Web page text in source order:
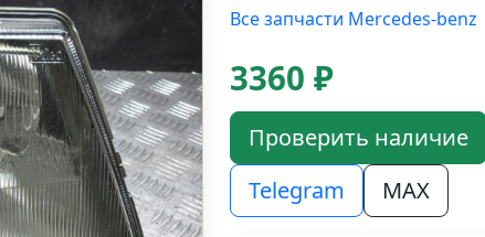
Все запчасти Mercedes-benz
3360 ₽
Проверить наличие
Telegram
MAX